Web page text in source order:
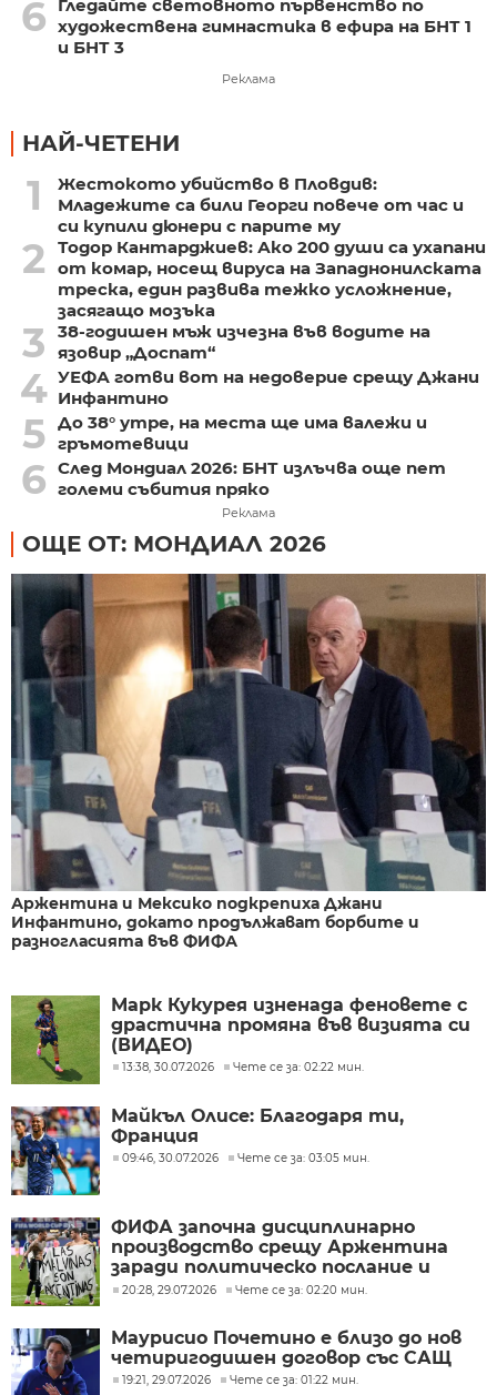
6
Гледайте световното първенство по
художествена гимнастика в ефира на БНТ 1
и БНТ 3
Реклама
НАЙ-ЧЕТЕНИ
1
Жестокото убийство в Пловдив:
Младежите са били Георги повече от час и
си купили дюнери с парите му
2
Тодор Кантарджиев: Ако 200 души са ухапани
от комар, носещ вируса на Западнонилската
треска, един развива тежко усложнение,
засягащо мозъка
3
38-годишен мъж изчезна във водите на
язовир „Доспат“
4 УЕФА готви вот на недоверие срещу Джани
Инфантино
5 До 38° утре, на места ще има валежи и
гръмотевици
6 След Мондиал 2026: БНТ излъчва още пет
големи събития пряко
Реклама
ОЩЕ ОТ: МОНДИАЛ 2026
Аржентина и Мексико подкрепиха Джани
Инфантино, докато продължават борбите и
разногласията във ФИФА
Марк Кукурея изненада феновете с
драстична промяна във визията си
(ВИДЕО)
13:38, 30.07.2026 Чете се за: 02:22 мин.
Майкъл Олисе: Благодаря ти,
Франция
09:46, 30.07.2026 Чете се за: 03:05 мин.
ФИФА започна дисциплинарно
производство срещу Аржентина
заради политическо послание и
ексцесии на Мондиал 2026
20:28, 29.07.2026 Чете се за: 02:20 мин.
Маурисио Почетино е близо до нов
четиригодишен договор със САЩ
19:21, 29.07.2026 Чете се за: 01:22 мин.